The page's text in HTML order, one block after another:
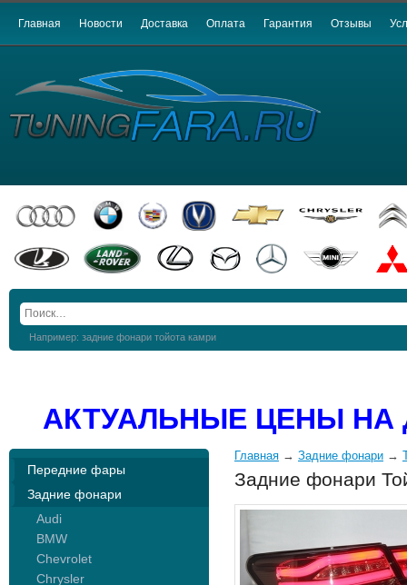
Главная Новости Доставка Оплата Гарантия Отзывы
Например: задние фонари тойота камри
АКТУАЛЬНЫЕ ЦЕНЫ
Передние фары
Задние фонари
Audi
BMW
Chevrolet
Chrysler
Главная → Задние фонари →
Задние фонари